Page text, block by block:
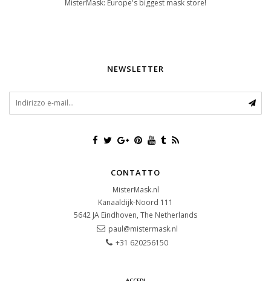
MisterMask: Europe's biggest mask store!
NEWSLETTER
CONTATTO
MisterMask.nl
Kanaaldijk-Noord 111
5642 JA Eindhoven, The Netherlands
paul@mistermask.nl
+31 620256150